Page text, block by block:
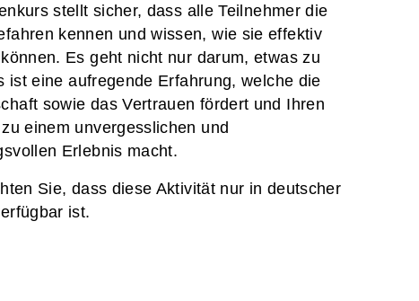
stellt sicher, dass alle Teilnehmer die
kennen und wissen, wie sie effektiv
Es geht nicht nur darum, etwas zu
ist eine aufregende Erfahrung, welche die
sowie das Vertrauen fördert und Ihren
einem unvergesslichen und
Erlebnis macht.
Sie, dass diese Aktivität nur in deutscher
ist.